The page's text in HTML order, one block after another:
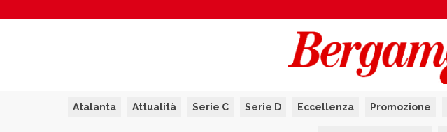
Atalanta Attualità Serie C Serie D Eccellenza Promozione